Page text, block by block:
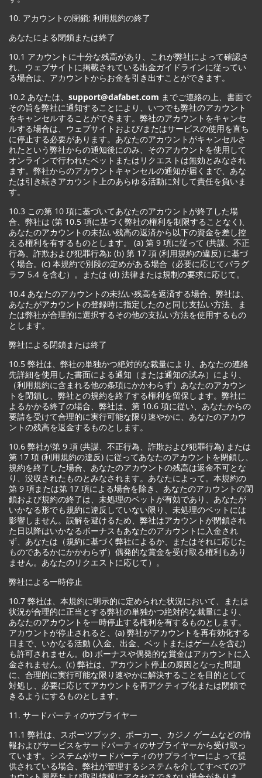
10. アカウントの閉鎖; 利用規約の終了
あなたによる閉鎖または終了
10.1 アカウントに十分な残高があり、これが弊社によって確認さ
れ、ウェブサイトに掲載されている出金ガイドラインに従ってい
る場合は、アカウントからお金を引き出すことができます。
10.2 あなたは、 support@dafabet.com までご連絡の上、書面で
その旨を弊社に通知することにより、いつでも弊社のアカウント
をキャンセルすることができます。弊社のアカウントをキャンセ
ルする場合は、ウェブサイトおよび/またはサービスの使用を直ち
に停止する必要があります。あなたのアカウントがキャンセルさ
れたという弊社からの通知後にのみ、そのアカウントを使用して
オンラインで行われたベットまたはリクエストは無効とみなされ
ます。弊社からのアカウントキャンセルの通知が届くまで、あな
たは引き続きアカウント上のあらゆる活動に対して責任を負いま
す。
10.3 この第 10 項に基づいてあなたのアカウントが終了した場
合、弊社は (第 10.5 項に基づく弊社の権利を制限することなく)、
あなたのアカウントの未払い残高の返済から以下の資金を差し控
える権利を有するものとします。 (a) 第 9 項に従って (共謀、不正
行為、詐欺および犯罪行為); (b) 第 17 項 (利用規約の違反) に基づ
く場合。(c) 本規約で別段の定めがある場合（必要に応じてパラグ
ラフ 5.4 を含む）。または (d) 法律または規制の要求に応じて。
10.4 あなたのアカウントの未払い残高を返済する場合、弊社は、
あなたがアカウントの登録時に指定したのと同じ支払い方法、ま
たは弊社が合理的に選択するその他の支払い方法を使用するもの
とします。
弊社による閉鎖または終了
10.5 弊社は、弊社の単独かつ絶対的な裁量により、あなたの連絡
先詳細を使用した書面による通知（または通知の試み）により、
（利用規約に含まれる他の条項にかかわらず）あなたのアカウン
トを閉鎖し、弊社との規約を終了する権利を留保します。弊社に
よるかかる終了の場合、弊社は、第 10.6 項に従い、あなたからの
要請を受けて合理的に実行可能な限り速やかに、あなたのアカウ
ントの残高を返金するものとします。
10.6 弊社が第 9 項 (共謀、不正行為、詐欺および犯罪行為) または
第 17 項 (利用規約の違反) に従ってあなたのアカウントを閉鎖し、
規約を終了した場合、あなたのアカウントの残高は返金不可とな
り、没収されたものとみなされます。あなたによって。本規約の
第 9 項または第 17 項による場合を除き、あなたのアカウントの閉
鎖および規約の終了は、未処理のベットが有効であり、あなたが
いかなる形でも規約に違反していない限り、未処理のベットには
影響しません。誤解を避けるため、弊社はアカウントが閉鎖され
た日以降はいかなるボーナスもあなたのアカウントに入金され
ず、あなたは（規約に基づく弊社によるか、またはそれに応じた
ものであるかにかかわらず）偶発的な賞金を受け取る権利もあり
ません。あなたのリクエストに応じて）。
弊社による一時停止
10.7 弊社は、本規約に明示的に定められた状況において、または
状況が合理的に正当とする弊社の単独かつ絶対的な裁量により、
あなたのアカウントを一時停止する権利を有するものとします。
アカウントが停止されると、(a) 弊社がアカウントを再有効化する
日まで、いかなる活動 (入金、出金、ベットまたはゲームを含む)
も許可されません。(b) ボーナスや偶発的な賞金はアカウントに入
金されません。(c) 弊社は、アカウント停止の原因となった問題
に、合理的に実行可能な限り速やかに解決することを目的として
対処し、必要に応じてアカウントを再アクティブ化または閉鎖で
きるようにするものとします。
11. サードパーティのサプライヤー
11.1 弊社は、スポーツブック、ポーカー、カジノ ゲームなどの情
報およびサービスをサードパーティのサプライヤーから受け取っ
ています。システムがサードパーティのサプライヤーによって提
供されている場合、弊社が管理するシステムを介してすべてのア